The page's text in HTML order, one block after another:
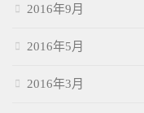
2016年9月
2016年5月
2016年3月